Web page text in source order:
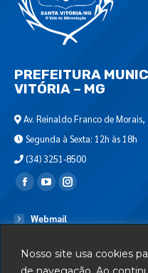
Nosso site usa cookies
PREFEITURA
VITÓRIA – MG
Av. Reinaldo Franco de
Segunda à Sexta: 12h às 18h
(34) 3251-8500
Encontre-nos em:
Webmail
Serviços